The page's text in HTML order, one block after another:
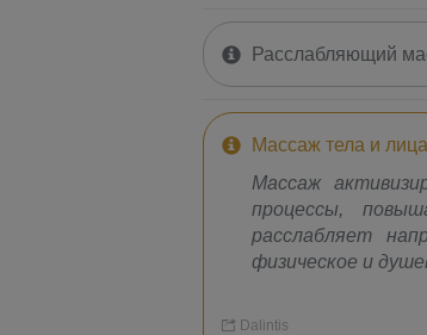
Расслабляющий
Массаж тела и лица
Массаж
процессы,
расслабляет
физическое и
Dalintis